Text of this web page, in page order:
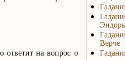
ответит на вопрос о
Верче